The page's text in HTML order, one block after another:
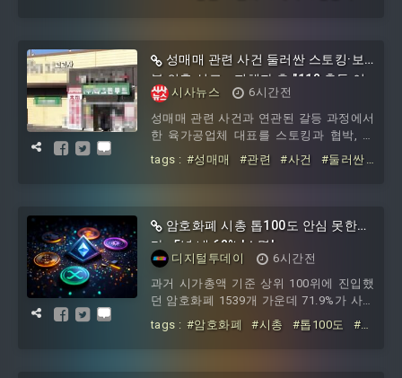
통상상담실에서 최휘영 문화체육관광부
장관과 정책간담회를 갖고 문화·체육 분야
주요 현안과 협력 과제를 폭넓게 논의했
다. 이날 간담회에는 양 기관 관계자들이
함께 참석해 지역 문화정책의 방향과 정부
지원 방안을 공유했다.이번 만남은 민선 9
기 출범 이후 중앙부처 장관의 첫 공식 방
성매매 관련 사건 둘러싼 스토킹·보
복 의혹 신고… 피해자 측 "112 출동 이
후에도 재방문·심야 협박성 문자"
시사뉴스
6시간전
성매매 관련 사건과 연관된 갈등 과정에서
한 육가공업체 대표를 스토킹과 협박, 모
욕 보복등 혐의에 대한 신고가 접수돼 경
찰이 사실관계를 확인 중인 것으로 알려졌
는 본인과의 성매매 사건으로 자수한 여성
과의 갈등 과정에서 사건과 직접적인 관련
이 없는 또
tags : #성매매 #관련 #사건
#둘러싼
암호화폐 시총 톱100도 안심 못한
다…5년 내 62% '소멸'
디지털투데이
6시간전
과거 시가총액 기준 상위 100위에 진입했
던 암호화폐 1539개 가운데 71.9%가 사실
상 시장에서 소멸한 것으로 나타났다.6일
블록체인 매체 코인포스트에 따르면 암호
tags : #암호화폐 #시총 #톱100도
#안